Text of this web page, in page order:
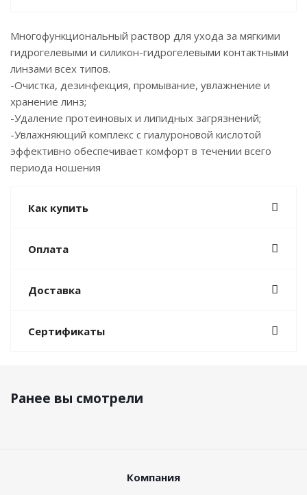
Многофункциональный раствор для ухода за мягкими
гидрогелевыми и силикон-гидрогелевыми контактными
линзами всех типов.
-Очистка, дезинфекция, промывание, увлажнение и
хранение линз;
-Удаление протеиновых и липидных загрязнений;
-Увлажняющий комплекс с гиалуроновой кислотой
эффективно обеспечивает комфорт в течении всего
периода ношения
Как купить
Оплата
Доставка
Сертификаты
Ранее вы смотрели
Компания